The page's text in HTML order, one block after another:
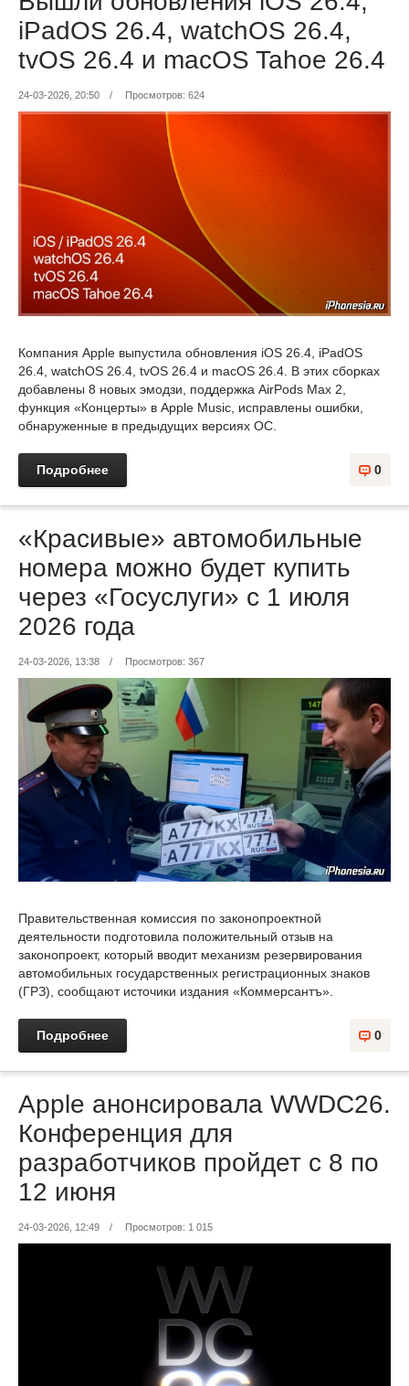
iPadOS 26.4, watchOS 26.4,
tvOS 26.4 и macOS Tahoe 26.4
24-03-2026, 20:50 / Просмотров: 624
Компания Apple выпустила обновления iOS 26.4, iPadOS
26.4, watchOS 26.4, tvOS 26.4 и macOS 26.4. В этих сборках
добавлены 8 новых эмодзи, поддержка AirPods Max 2,
функция «Концерты» в Apple Music, исправлены ошибки,
обнаруженные в предыдущих версиях ОС.
Подробнее 0
«Красивые» автомобильные
номера можно будет купить
через «Госуслуги» с 1 июля
2026 года
24-03-2026, 13:38 / Просмотров: 367
Правительственная комиссия по законопроектной
деятельности подготовила положительный отзыв на
законопроект, который вводит механизм резервирования
автомобильных государственных регистрационных знаков
(ГРЗ), сообщают источики издания «Коммерсантъ».
Подробнее 0
Apple анонсировала WWDC26.
Конференция для
разработчиков пройдет с 8 по
12 июня
24-03-2026, 12:49 / Просмотров: 1 015